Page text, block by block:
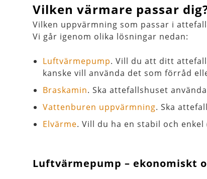
Vilken värmare passar
Vilken uppvärmning som passar i
Vi går igenom olika lösningar nedan:
Luftvärmepump. Vill du att ditt
kanske vill använda det som förråd
Braskamin. Ska attefallshuset
Vattenburen uppvärmning. Ska
Elvärme. Vill du ha en stabil och
Luftvärmepump – ekonomiskt